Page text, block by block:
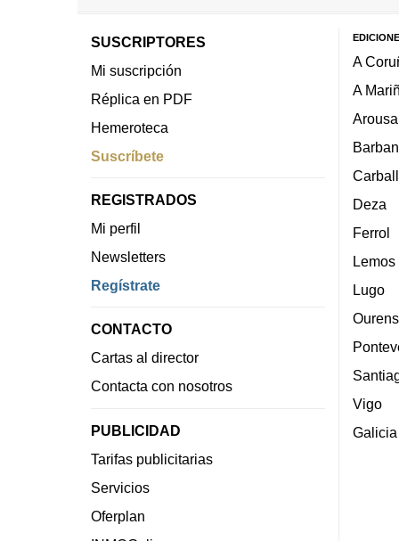
SUSCRIPTORES
Mi suscripción
Réplica en PDF
Hemeroteca
Suscríbete
REGISTRADOS
Mi perfil
Newsletters
Regístrate
CONTACTO
Cartas al director
Contacta con nosotros
PUBLICIDAD
Tarifas publicitarias
Servicios
Oferplan
A
A
Arousa
Deza
Ferrol
Lemos
Lugo
Vigo